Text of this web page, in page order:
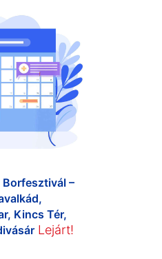
Borfesztivál –
Kincs Tér,
Lejárt!